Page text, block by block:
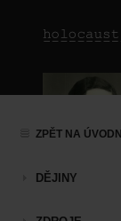
ZPĚT NA
DĚJINY